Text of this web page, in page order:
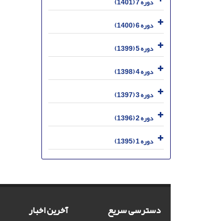
دوره 6 (1400)
دوره 5 (1399)
دوره 4 (1398)
دوره 3 (1397)
دوره 2 (1396)
دوره 1 (1395)
دسترسی سریع آخرین اخبار